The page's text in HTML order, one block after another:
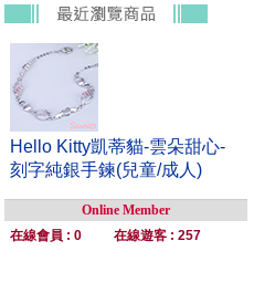
Hello Kitty凱蒂貓-雲朵甜心-
刻字純銀手鍊(兒童/成人)
Online Member
在線會員 : 0
在線遊客 : 257